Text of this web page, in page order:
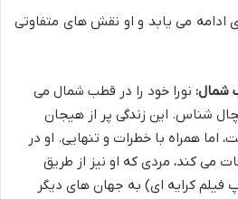
ادامه می یابد و او نقش های متفاوتی
شمال: نورا خود را در قطب شمال می
شناس. این زندگی پر از هیجان
اما همراه با خطرات و تنهایی. او در
می کند، مردی که او نیز از طریق
فیلم کرایه ای) به جهان های دیگر